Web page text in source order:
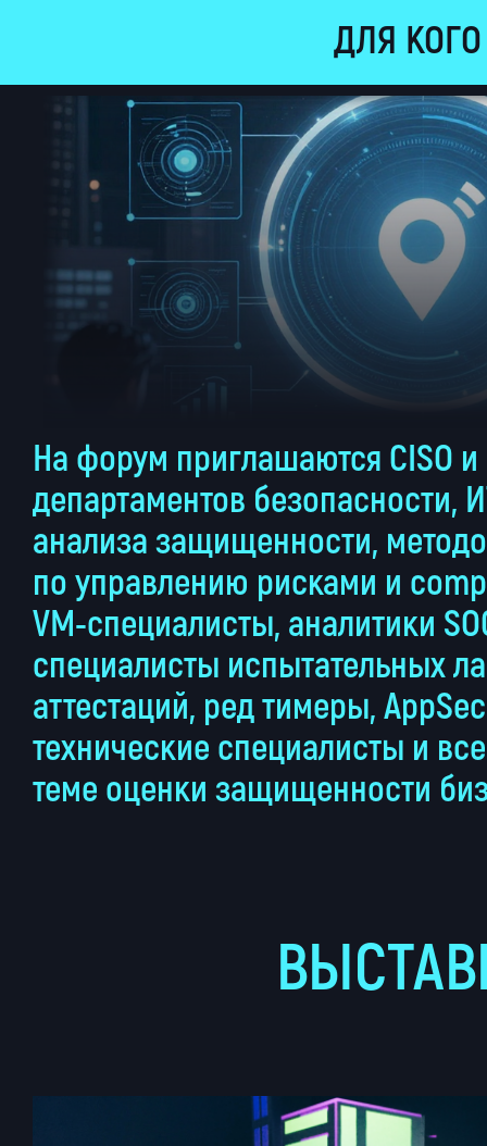
ДЛЯ КОГО
На форум приглашаются CISO и
департаментов безопасности,
анализа защищенности,
по управлению рисками и
VM-специалисты, аналитики
специалисты испытательных
аттестаций, ред тимеры,
технические специалисты и
теме оценки защищенности